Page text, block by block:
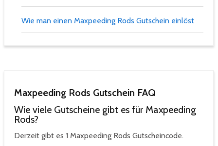
Wie man einen Maxpeeding Rods Gutschein einlöst
Maxpeeding Rods Gutschein FAQ
Wie viele Gutscheine gibt es für Maxpeeding
Rods?
Derzeit gibt es 1 Maxpeeding Rods Gutscheincode.